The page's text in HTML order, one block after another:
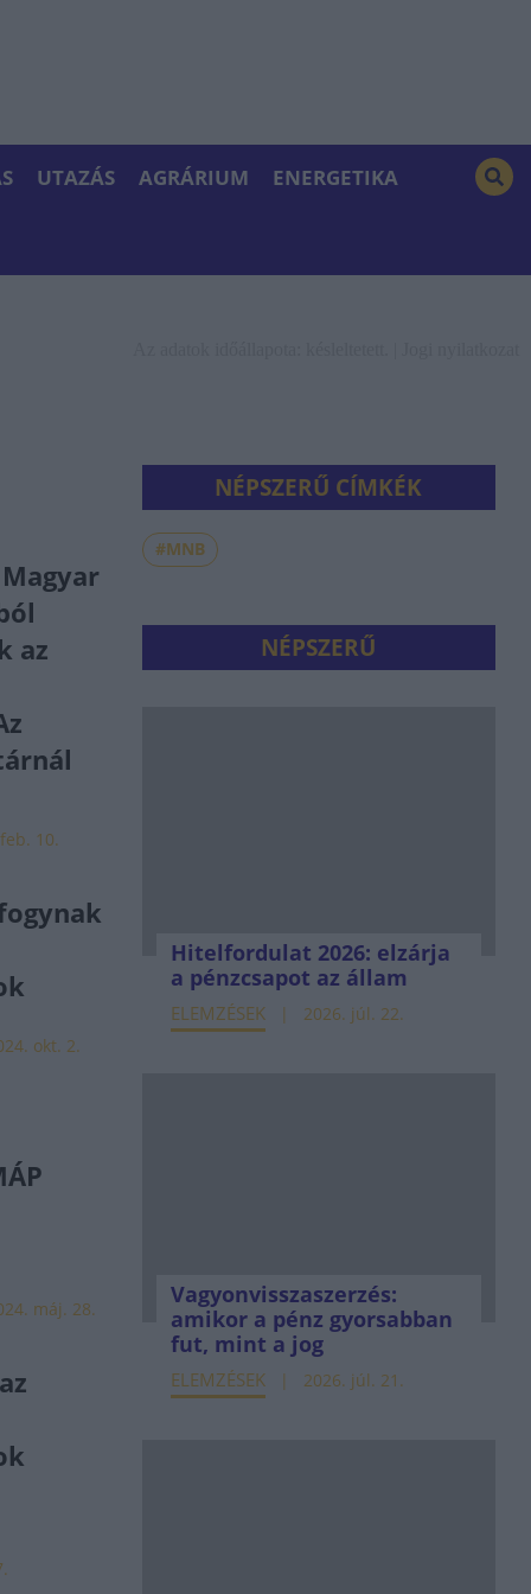
UTAZÁS AGRÁRIUM ENERGETIKA
az
10.
okt. 2.
máj. 28.
NÉPSZERŰ CÍMKÉK
#MNB
NÉPSZERŰ
Hitelfordulat 2026: elzárja
a pénzcsapot az állam
ELEMZÉSEK 2026. júl. 22.
Vagyonvisszaszerzés:
amikor a pénz gyorsabban
fut, mint a jog
ELEMZÉSEK 2026. júl. 21.